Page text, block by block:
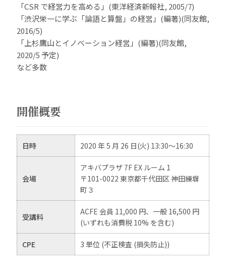
「CSR で経営力を高める」(東洋経済新報社, 2005/7)
「渋沢栄一に学ぶ「論語と算盤」の経営」(編著)(同友館,
2016/5)
「上杉鷹山とイノベーション経営」(編著)(同友館,
2020/5 予定)
など多数
開催概要
日時 2020 年 5 月 26 日(火) 13:30～16:30
会場
アキバプラザ 7F EX ルーム 1
〒101-0022 東京都千代田区 神田練塀
町３
受講料
ACFE 会員 11,000 円、一般 16,500 円
(いずれも消費税 10% を含む)
CPE 3 単位 (不正検査 (損失防止))